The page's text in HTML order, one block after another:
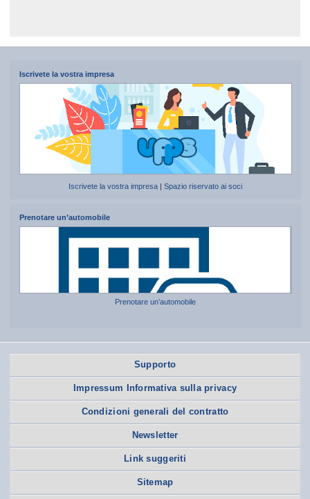
Iscrivete la vostra impresa
Iscrivete la vostra impresa |Spazio riservato ai soci
Prenotare un’automobile
Prenotare un’automobile
Supporto
Impressum Informativa sulla privacy
Condizioni generali del contratto
Newsletter
Link suggeriti
Sitemap